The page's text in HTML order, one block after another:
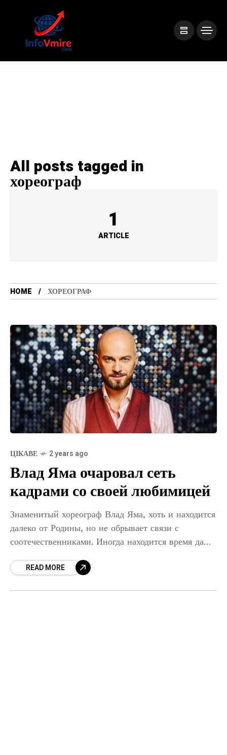
All posts tagged in
хореограф
1
ARTICLE
HOME ХОРЕОГРАФ
ЦІКАВЕ 2 years ago
Влад Яма очаровал сеть
кадрами со своей любимицей
Знаменитый хореограф Влад Яма, хоть и находится
далеко от Родины, но не обрывает связи с
соотечественниками. Иногда находится время даже
своихREAD MORE